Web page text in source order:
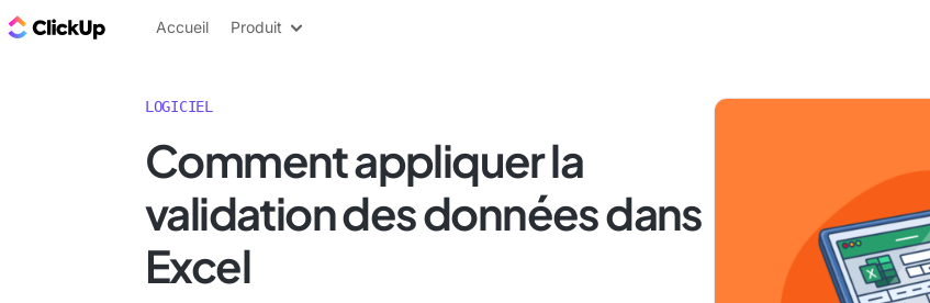
ClickUp Blog
Accueil Produit
LOGICIEL
Comment appliquer la
validation des données dans
Excel